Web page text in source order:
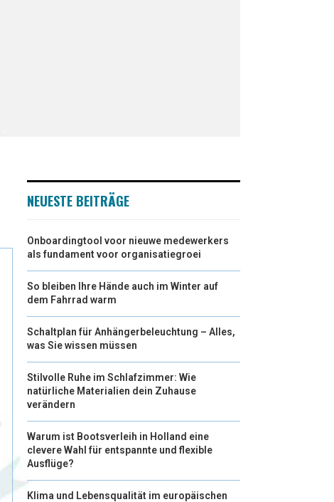
NEUESTE BEITRÄGE
Onboardingtool voor nieuwe medewerkers
als fundament voor organisatiegroei
So bleiben Ihre Hände auch im Winter auf
dem Fahrrad warm
Schaltplan für Anhängerbeleuchtung – Alles,
was Sie wissen müssen
Stilvolle Ruhe im Schlafzimmer: Wie
natürliche Materialien dein Zuhause
verändern
Warum ist Bootsverleih in Holland eine
clevere Wahl für entspannte und flexible
Ausflüge?
Klima und Lebensqualität im europäischen